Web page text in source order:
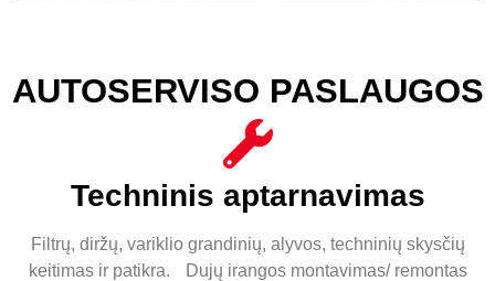
AUTOSERVISO PASLAUGOS
Techninis aptarnavimas
Filtrų, diržų, variklio grandinių, alyvos, techninių skysčių
keitimas ir patikra. Dujų irangos montavimas/ remontas